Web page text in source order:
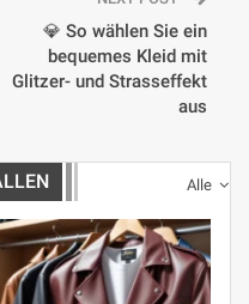
💎 So wählen Sie ein
bequemes Kleid mit
Glitzer- und Strasseffekt
aus
Alle